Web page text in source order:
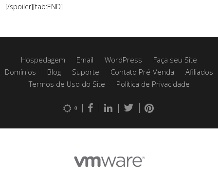
[/spoiler][tab:END]
Hospedagem Email WordPress
Faça seu Site
Domínios
Blog Suporte Contato Pré-Venda
Afiliados
Termos de Uso do Site
Política de Privacidade
0